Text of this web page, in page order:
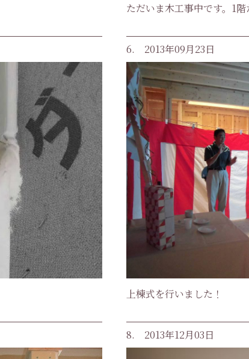
ただいま木工事中です。1
6. 2013年09月23日
上棟式を行いました！
8. 2013年12月03日